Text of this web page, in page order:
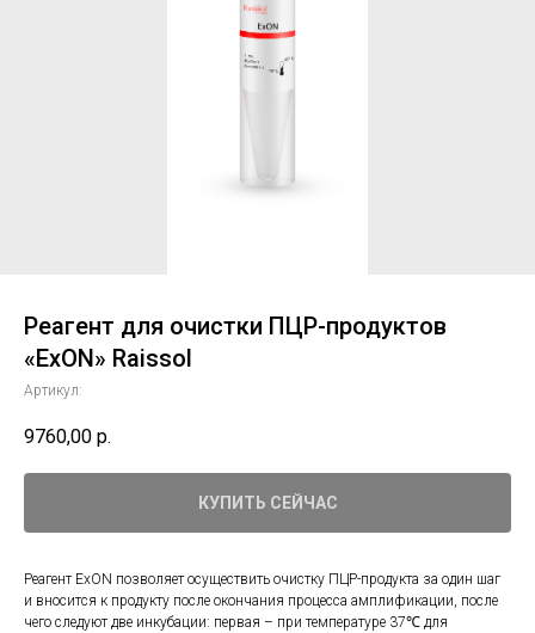
Реагент для очистки ПЦР-продуктов
«ExON» Raissol
Артикул:
9760,00 р.
КУПИТЬ СЕЙЧАС
Реагент ExON позволяет осуществить очистку ПЦР-продукта за один шаг
и вносится к продукту после окончания процесса амплификации, после
чего следуют две инкубации: первая – при температуре 37℃ для